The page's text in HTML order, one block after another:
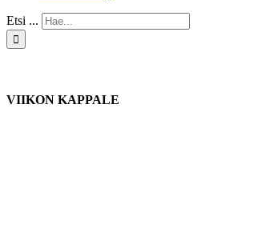
Etsi ...
VIIKON KAPPALE